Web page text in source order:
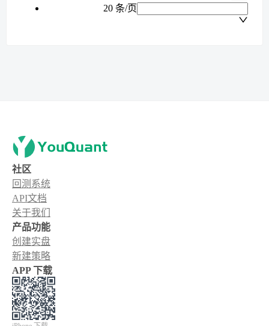
20 条/页
社区
回测系统
API文档
关于我们
产品功能
创建实盘
新建策略
APP 下载